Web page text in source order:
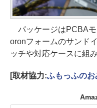
パッケージはPCBA
oronフォームのサンド
ッチや対応ケースに組
[取材協力:ふもっふの